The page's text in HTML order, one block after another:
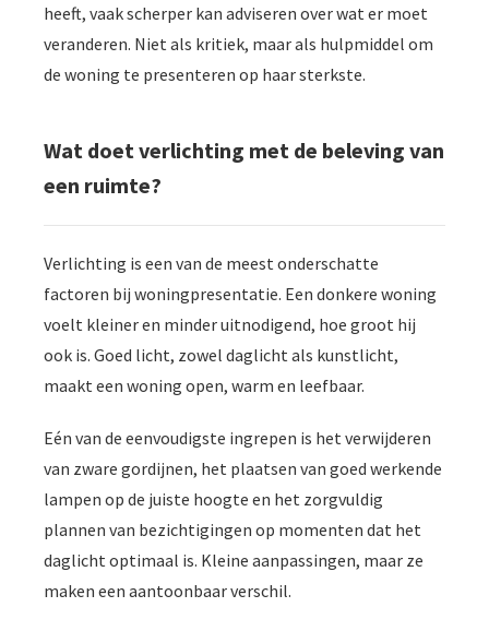
heeft, vaak scherper kan adviseren over wat er moet
veranderen. Niet als kritiek, maar als hulpmiddel om
de woning te presenteren op haar sterkste.
Wat doet verlichting met de beleving van
een ruimte?
Verlichting is een van de meest onderschatte
factoren bij woningpresentatie. Een donkere woning
voelt kleiner en minder uitnodigend, hoe groot hij
ook is. Goed licht, zowel daglicht als kunstlicht,
maakt een woning open, warm en leefbaar.
Eén van de eenvoudigste ingrepen is het verwijderen
van zware gordijnen, het plaatsen van goed werkende
lampen op de juiste hoogte en het zorgvuldig
plannen van bezichtigingen op momenten dat het
daglicht optimaal is. Kleine aanpassingen, maar ze
maken een aantoonbaar verschil.